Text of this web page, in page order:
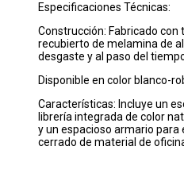
Especificaciones Técnicas:
Construcción: Fabricado
recubierto de melamina de
desgaste y al paso del
Disponible en color blanco-
Características: Incluye un
librería integrada de color
y un espacioso armario
cerrado de material de